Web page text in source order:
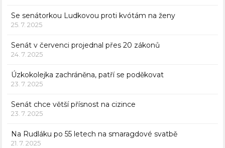
Se senátorkou Ludkovou proti kvótám na ženy
25. 7. 2025
Senát v červenci projednal přes 20 zákonů
24. 7. 2025
Úzkokolejka zachráněna, patří se poděkovat
23. 7. 2025
Senát chce větší přísnost na cizince
23. 7. 2025
Na Rudláku po 55 letech na smaragdové svatbě
21. 7. 2025